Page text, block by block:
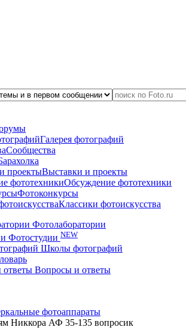
Галерея фотографий
Сообщества
Выставки и проекты
Обсуждение фототехники
Фотоконкурсы
Классики фотоискусства
Фотолаборатории
Фотостудии NEW
Школы фотографий
Вопросы и ответы
фотоаппараты
Никкора АФ 35-135 вопросик